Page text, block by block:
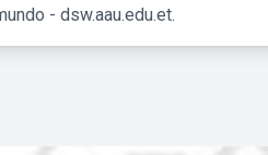
- dsw.aau.edu.et.